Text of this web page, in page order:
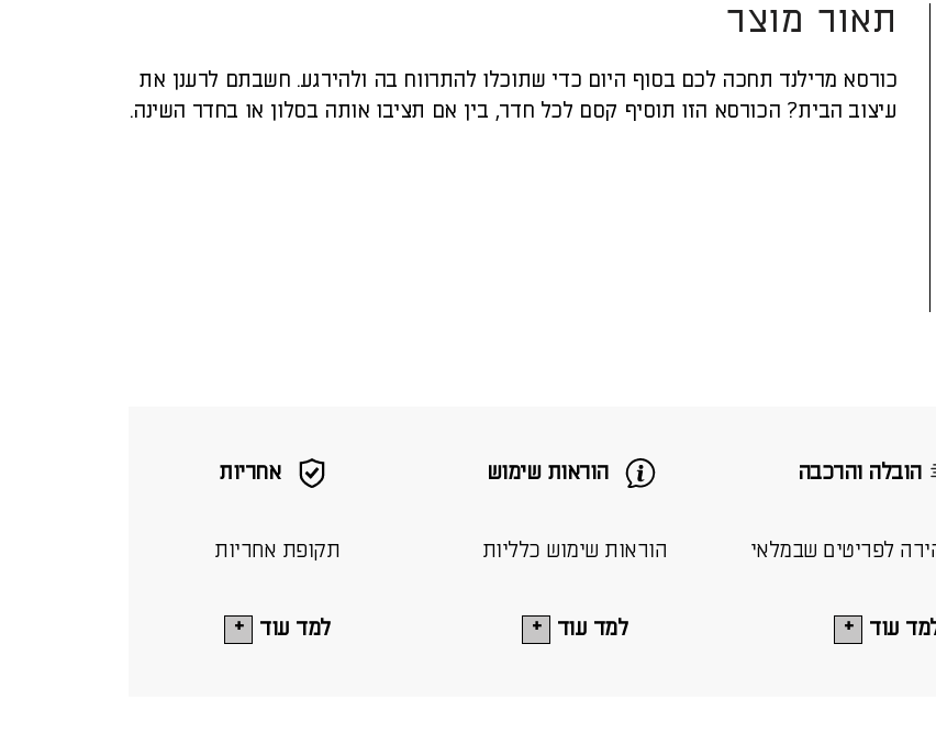
תאור מוצר
כורסא מרילנד תחכה לכם בסוף היום כדי שתוכלו להתרווח בה ולהירגע. חשבתם לרענן את
עיצוב הבית? הכורסא הזו תוסיף קסם לכל חדר, בין אם תציבו אותה בסלון או בחדר השינה.
אחריות
תקופת אחריות
למד עוד
הוראות שימוש
הוראות שימוש כלליות
למד עוד
הובלה והרכבה
לפריטים שבמלאי
עוד